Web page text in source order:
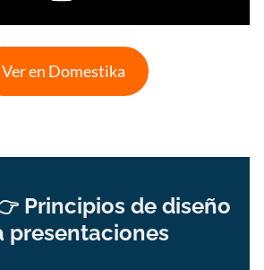
Ver en Domestika
Principios de diseño
presentaciones